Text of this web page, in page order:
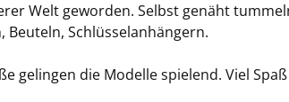
Welt geworden. Selbst genäht
Beuteln, Schlüsselanhängern.
gelingen die Modelle spielend. Viel